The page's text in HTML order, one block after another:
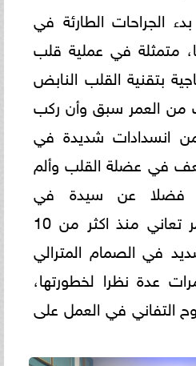
الجراحات الطارئة في
متمثلة في عملية قلب
بتقنية القلب النابض
من العمر سبق وأن ركب
من انسدادات شديدة في
في عضلة القلب وألم
فضلا عن سيدة في
الخمسينات من العمر تعاني منذ اكثر من 10
في الصمام المترالي
عدة نظرا لخطورتها،
التفاني في العمل على